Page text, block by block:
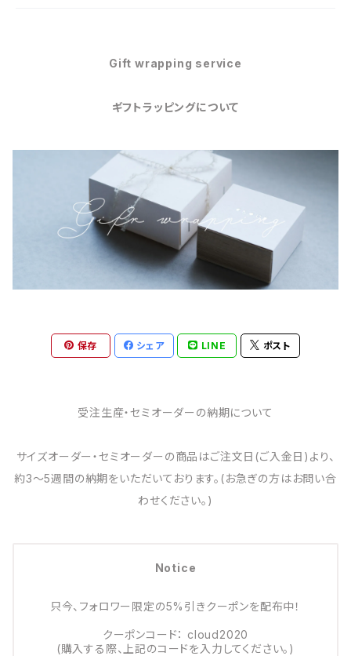
Gift wrapping service
ギフトラッピングについて
保存 シェア LINE ポスト
受注生産・セミオーダーの納期について
サイズオーダー・セミオーダーの商品はご注文日(ご入金日)より、
約3～5週間の納期をいただいております。(お急ぎの方はお問い合
わせください。)
Notice
只今、フォロワー限定の5%引きクーポンを配布中！
クーポンコード： cloud2020
(購入する際、上記のコードを入力してください。)